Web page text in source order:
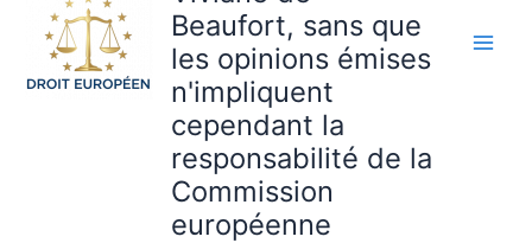
Beaufort, sans que
les opinions émises
n'impliquent
cependant la
responsabilité de la
Commission
européenne